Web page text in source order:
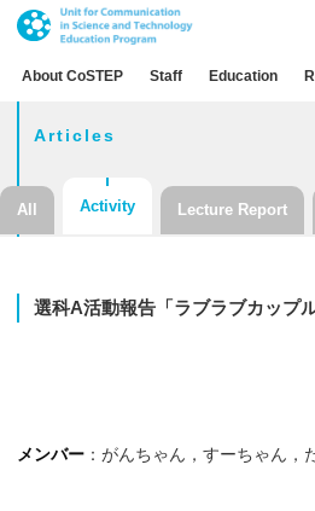
About CoSTEP Staff Education
Articles
All Activity Lecture Report
選科A活動報告 「ラブラブカップ
メンバー ：がんちゃん，すーちゃん，